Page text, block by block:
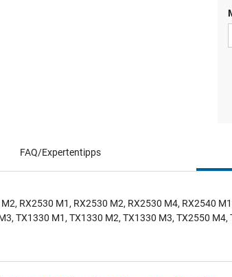
FAQ/Expertentipps
RX2530 M1, RX2530 M2, RX2530 M4, RX2540
TX1330 M1, TX1330 M2, TX1330 M3, TX2550